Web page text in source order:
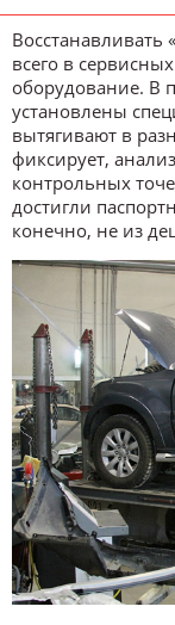
всего в
оборудование. В
установлены
вытягивают в
фиксирует,
контрольных
достигли
конечно, не из